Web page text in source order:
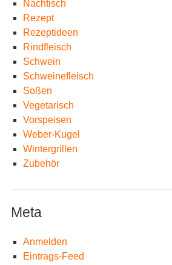
Nachtisch
Rezept
Rezeptideen
Rindfleisch
Schwein
Schweinefleisch
Soßen
Vegetarisch
Vorspeisen
Weber-Kugel
Wintergrillen
Zubehör
Meta
Anmelden
Eintrags-Feed